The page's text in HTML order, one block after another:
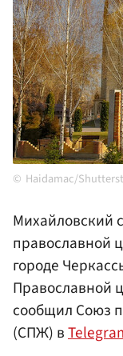
Haidamac/
Михайловский
православной
городе
Православной
сообщил Союз
(СПЖ) в